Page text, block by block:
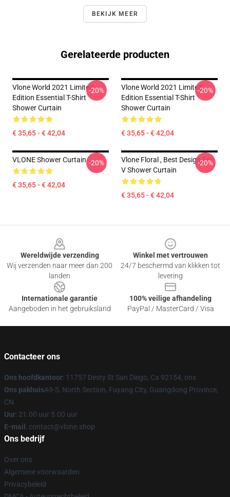
BEKIJK MEER
Gerelateerde producten
Vlone World 2021 Limited
Edition Essential T-Shirt
Shower Curtain
€ 35,65 - € 42,04
-20%
Vlone World 2021 Limited
Edition Essential T-Shirt
Shower Curtain
€ 35,65 - € 42,04
-20%
VLONE Shower Curtain
€ 35,65 - € 42,04
-20%
Vlone Floral , Best Design For
V Shower Curtain
€ 35,65 - € 42,04
-20%
Wereldwijde verzending
Wij verzenden naar meer dan 200
landen
Winkel met vertrouwen
24/7 beschermd van klikken tot
levering
Internationale garantie
Aangeboden in het gebruiksland
100% veilige afhandeling
PayPal / MasterCard / Visa
Contacteer ons
Ons hoofdkantoor: 11757 Desty St San Diego, Ca 92154, ons
Ons pakhuisA9-3, North Section, Fuyang City, Guangdong Province,
CN
Uur: 21.00 uur 5.00 uur
E-mail : contact@vlone.shop
Ons bedrijf
Over ons
Algemene voorwaarden
Privacybeleid